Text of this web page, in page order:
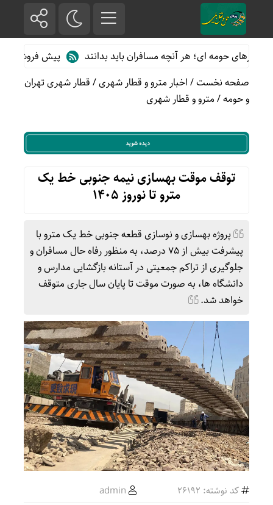
حومه ای؛ هر آنچه مسافران باید بدانند
پیش فروش بلیت
صفحه نخست/اخبار مترو و قطار شهری/قطار شهری تهران
و حومه/مترو و قطار شهری
توقف موقت بهسازی نیمه جنوبی خط یک
مترو تا نوروز ۱۴۰۵
پروژه بهسازی و نوسازی قطعه جنوبی خط یک مترو با
پیشرفت بیش از ۷۵ درصد، به منظور رفاه حال مسافران و
جلوگیری از تراکم جمعیتی در آستانه بازگشایی مدارس و
دانشگاه ها، به صورت موقت تا پایان سال جاری متوقف
خواهد شد.
کد نوشته: 26192
admin